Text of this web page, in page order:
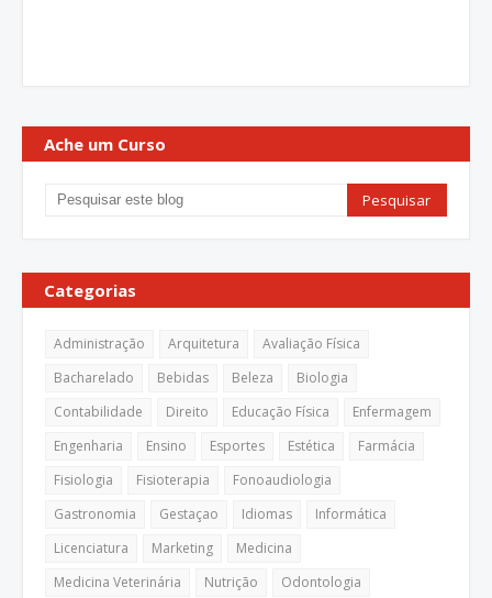
Ache um Curso
Categorias
Administração Arquitetura
Avaliação Física
Bacharelado
Bebidas Beleza
Biologia
Contabilidade
Direito Educação Física
Enfermagem
Engenharia
Ensino Esportes Estética
Farmácia
Fisiologia
Fisioterapia
Fonoaudiologia
Gastronomia
Gestaçao Idiomas
Informática
Licenciatura
Marketing
Medicina
Medicina Veterinária
Nutrição
Odontologia